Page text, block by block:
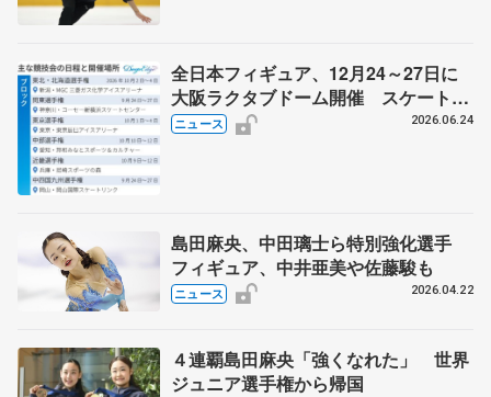
全日本フィギュア、12月24～27日に
大阪ラクタブドーム開催 スケート連
盟の新シーズン日程
ニュース 2026.06.24
島田麻央、中田璃士ら特別強化選手
フィギュア、中井亜美や佐藤駿も
ニュース 2026.04.22
４連覇島田麻央「強くなれた」 世界
ジュニア選手権から帰国